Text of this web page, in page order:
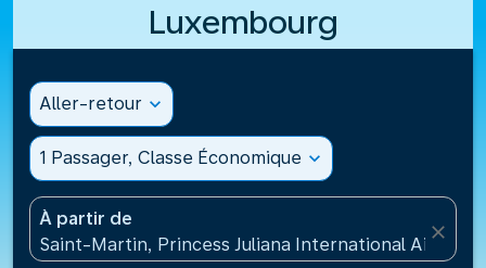
Luxembourg
Aller-retour expand_more
1 Passager, Classe Économique expand_more
À partir de
Saint-Martin, Princess Juliana International
close